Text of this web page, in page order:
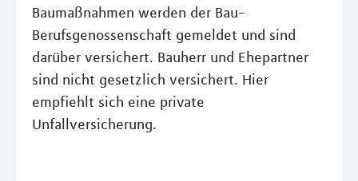
Baumaßnahmen werden der Bau-
Berufsgenossenschaft gemeldet und sind
darüber versichert. Bauherr und Ehepartner
sind nicht gesetzlich versichert. Hier
empfiehlt sich eine private
Unfallversicherung.